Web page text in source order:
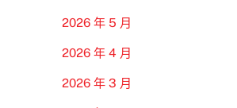
2026 年 5 月
2026 年 4 月
2026 年 3 月